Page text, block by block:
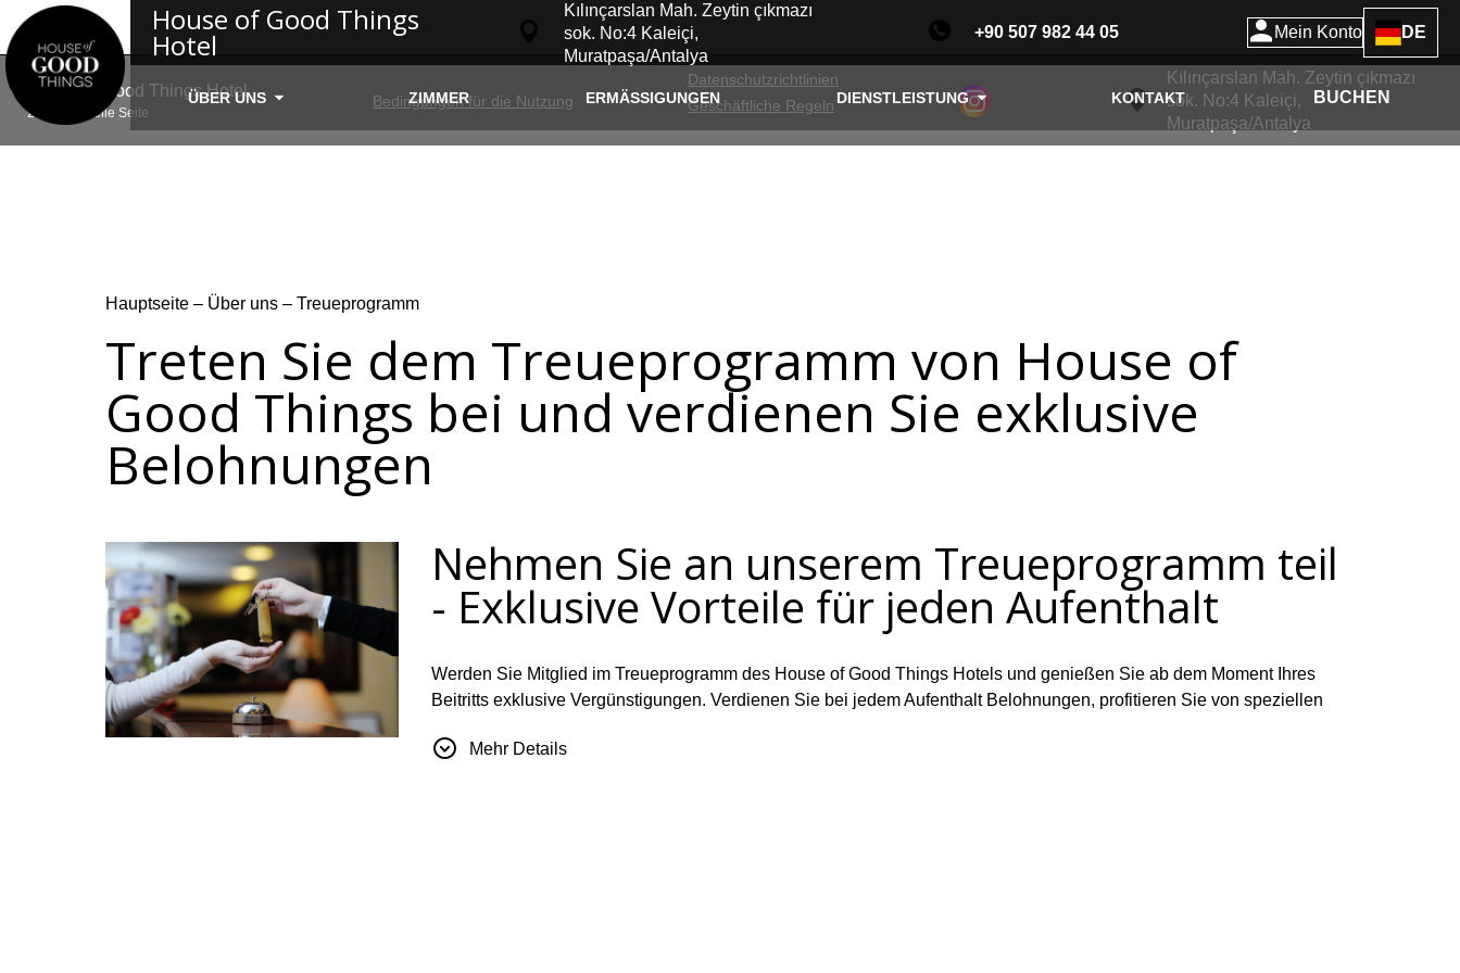
House of Good Things
Hotel
Kılınçarslan Mah. Zeytin çıkmazı
sok. No:4 Kaleiçi,
Muratpaşa/Antalya
+90 507 982 44 05 Mein Konto DE
ÜBER UNS ZIMMER ERMÄSSIGUNGEN DIENSTLEISTUNG KONTAKT BUCHEN
Hauptseite – Über uns – Treueprogramm
Treten Sie dem Treueprogramm von House of
Good Things bei und verdienen Sie exklusive
Belohnungen
Nehmen Sie an unserem Treueprogramm teil
- Exklusive Vorteile für jeden Aufenthalt
Werden Sie Mitglied im Treueprogramm des House of Good Things Hotels und genießen Sie ab dem Moment Ihres
Beitritts exklusive Vergünstigungen. Verdienen Sie bei jedem Aufenthalt Belohnungen, profitieren Sie von speziellen
verbessern sollen. Je länger Sie bleiben, desto mehr Privilegien erhalten Sie - denn Treue sollte immer belohnt werden.
Mehr Details
© House of Good Things Hotel
2026, Offizielle Seite
Bedingungen für die Nutzung
Datenschutzrichtlinien
Geschäftliche Regeln
Kılınçarslan Mah. Zeytin çıkmazı
sok. No:4 Kaleiçi,
Muratpaşa/Antalya